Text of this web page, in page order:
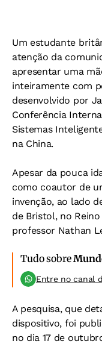
Um estudante
atenção da
apresentar uma
inteiramente com
desenvolvido por
Conferência
Sistemas
na China.
Apesar da pouca
como coautor de
invenção, ao lado
de Bristol, no
professor Nathan
Tudo sobre
Entre no canal
A pesquisa, que
dispositivo, foi
no dia 17 de